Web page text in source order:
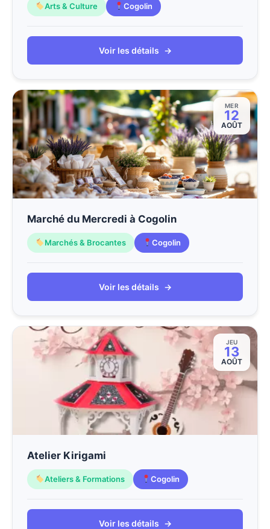
Arts & Culture Cogolin
Voir les détails →
MER
12
AOÛT
Marché du Mercredi à Cogolin
Marchés & Brocantes Cogolin
Voir les détails →
JEU
13
AOÛT
Atelier Kirigami
Ateliers & Formations Cogolin
Voir les détails →